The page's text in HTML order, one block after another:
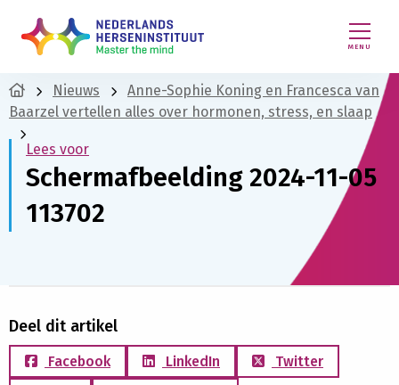
MENU
Nieuws
Anne-Sophie Koning en Francesca van
Baarzel vertellen alles over hormonen, stress, en slaap
Lees voor
Schermafbeelding 2024-11-05
113702
Deel dit artikel
Facebook LinkedIn
Twitter